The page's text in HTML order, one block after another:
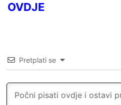
OVDJE
Pretplati se